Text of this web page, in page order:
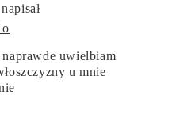
napisał
naprawde uwielbiam
u mnie